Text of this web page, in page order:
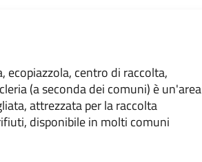
ecopiazzola, centro di raccolta,
(a seconda dei comuni) è un'area
attrezzata per la raccolta
disponibile in molti comuni